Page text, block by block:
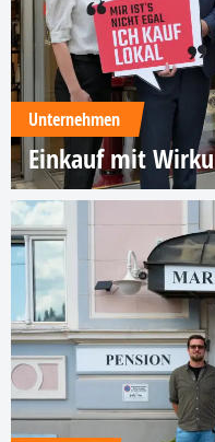
Unternehmen
Einkauf mit